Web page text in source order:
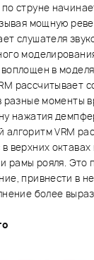
струне
мощную
слушателя
в
рассчитывает
разные моменты
нажатия
алгоритм VRM
верхних
рамы рояля. Это
привнести в
более